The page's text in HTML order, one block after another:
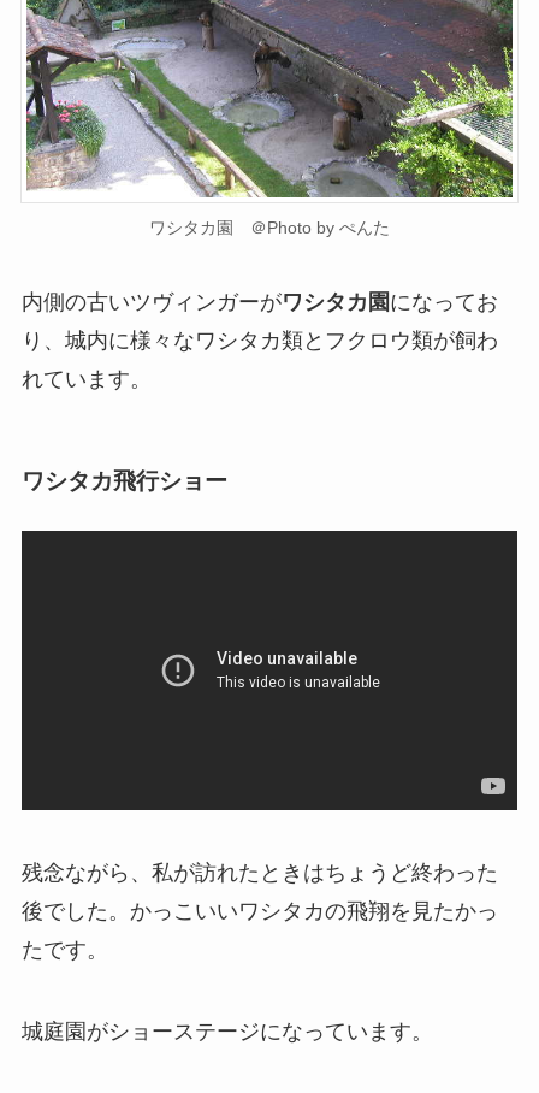
ワシタカ園 ＠Photo by ぺんた
内側の古いツヴィンガーがワシタカ園になってお
り、城内に様々なワシタカ類とフクロウ類が飼わ
れています。
ワシタカ飛行ショー
残念ながら、私が訪れたときはちょうど終わった
後でした。かっこいいワシタカの飛翔を見たかっ
たです。
城庭園がショーステージになっています。